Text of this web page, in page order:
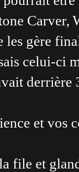
Carver,
gère
celui-ci
derrière
et vos
file et